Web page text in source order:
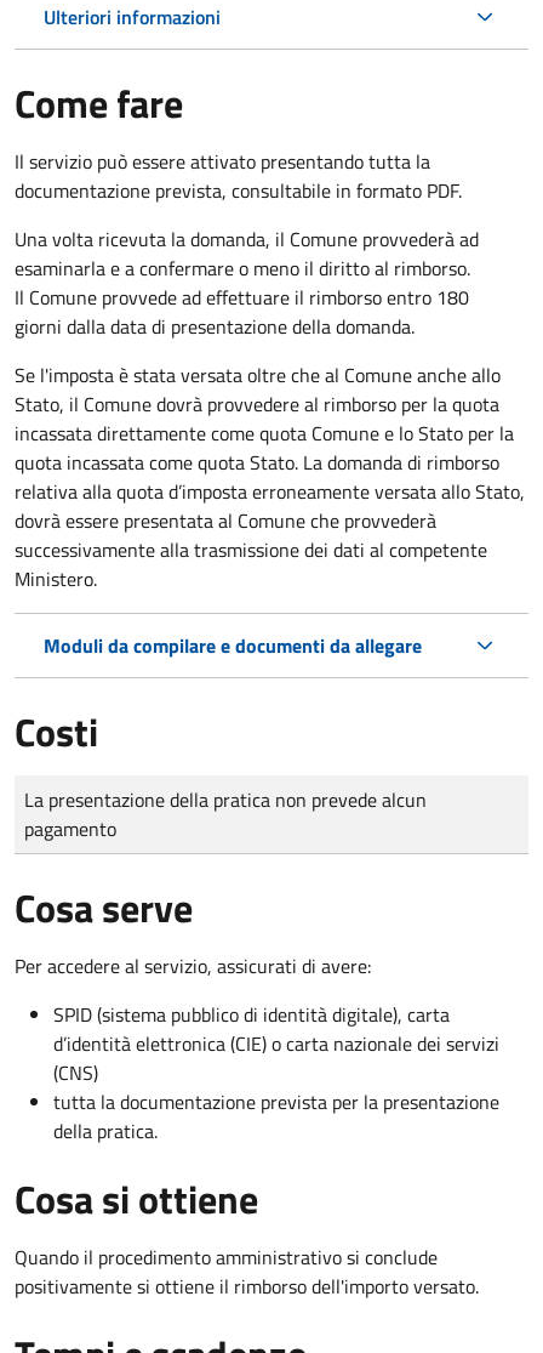
Ulteriori informazioni
Come fare
Il servizio può essere attivato presentando tutta la
documentazione prevista, consultabile in formato PDF.
Una volta ricevuta la domanda, il Comune provvederà ad
esaminarla e a confermare o meno il diritto al rimborso.
Il Comune provvede ad effettuare il rimborso entro 180
giorni dalla data di presentazione della domanda.
Se l'imposta è stata versata oltre che al Comune anche allo
Stato, il Comune dovrà provvedere al rimborso per la quota
incassata direttamente come quota Comune e lo Stato per la
quota incassata come quota Stato. La domanda di rimborso
relativa alla quota d’imposta erroneamente versata allo Stato,
dovrà essere presentata al Comune che provvederà
successivamente alla trasmissione dei dati al competente
Ministero.
Moduli da compilare e documenti da allegare
Costi
Tipo di pagamento
Importo
La presentazione della pratica non prevede alcun
pagamento
Cosa serve
Per accedere al servizio, assicurati di avere:
SPID (sistema pubblico di identità digitale), carta
d’identità elettronica (CIE) o carta nazionale dei servizi
(CNS)
tutta la documentazione prevista per la presentazione
della pratica.
Cosa si ottiene
Quando il procedimento amministrativo si conclude
positivamente si ottiene il rimborso dell'importo versato.